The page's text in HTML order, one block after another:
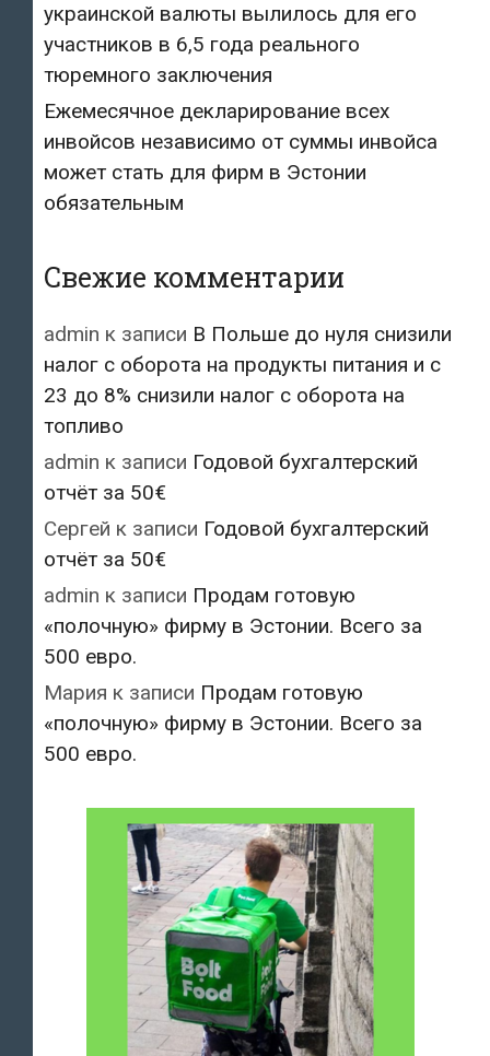
украинской валюты вылилось для его
участников в 6,5 года реального
тюремного заключения
Ежемесячное декларирование всех
инвойсов независимо от суммы инвойса
может стать для фирм в Эстонии
обязательным
Свежие комментарии
admin к записи В Польше до нуля снизили
налог с оборота на продукты питания и с
23 до 8% снизили налог с оборота на
топливо
admin к записи Годовой бухгалтерский
отчёт за 50€
Сергей к записи Годовой бухгалтерский
отчёт за 50€
admin к записи Продам готовую
«полочную» фирму в Эстонии. Всего за
500 евро.
Мария к записи Продам готовую
«полочную» фирму в Эстонии. Всего за
500 евро.